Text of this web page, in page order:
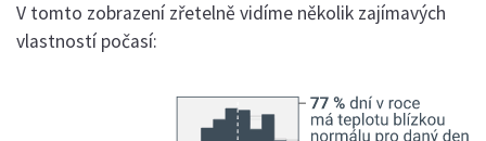
V tomto zobrazení zřetelně vidíme několik zajímavých
vlastností počasí: